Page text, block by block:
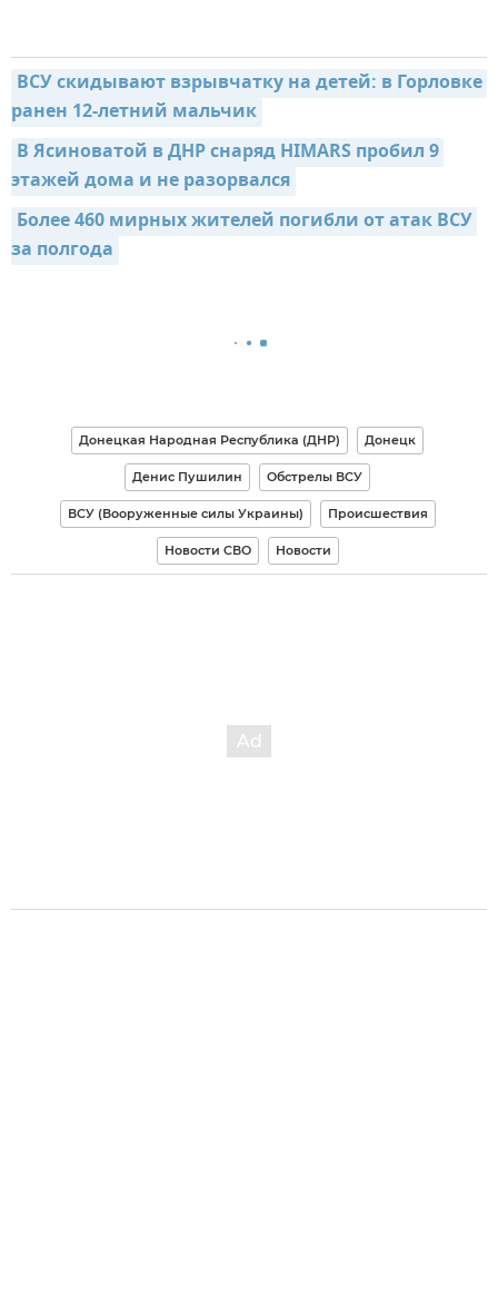
ВСУ скидывают взрывчатку на детей: в Горловке
ранен 12-летний мальчик
В Ясиноватой в ДНР снаряд HIMARS пробил 9
этажей дома и не разорвался
Более 460 мирных жителей погибли от атак ВСУ
за полгода
Донецкая Народная Республика (ДНР) Донецк
Денис Пушилин Обстрелы ВСУ
ВСУ (Вооруженные силы Украины) Происшествия
Новости СВО Новости